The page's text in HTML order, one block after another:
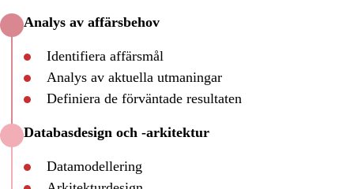
Analys av affärsbehov
Identifiera affärsmål
Analys av aktuella utmaningar
Definiera de förväntade resultaten
Databasdesign och -arkitektur
Datamodellering